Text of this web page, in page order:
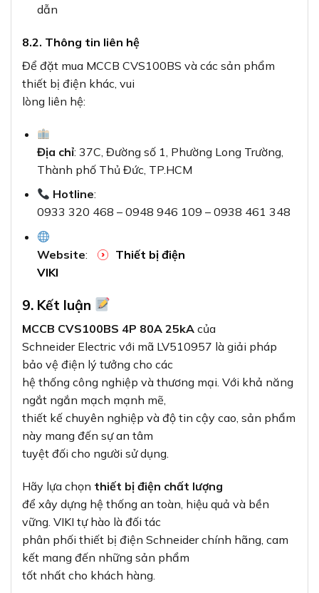
dẫn
8.2. Thông tin liên hệ
Để đặt mua MCCB CVS100BS và các sản phẩm
thiết bị điện khác, vui
lòng liên hệ:
Địa chỉ: 37C, Đường số 1, Phường Long Trường,
Thành phố Thủ Đức, TP.HCM
Hotline:
0933 320 468 – 0948 946 109 – 0938 461 348
Website:
Thiết bị điện
VIKI
9. Kết luận
MCCB CVS100BS 4P 80A 25kA của
Schneider Electric với mã LV510957 là giải pháp
bảo vệ điện lý tưởng cho các
hệ thống công nghiệp và thương mại. Với khả năng
ngắt ngắn mạch mạnh mẽ,
thiết kế chuyên nghiệp và độ tin cậy cao, sản phẩm
này mang đến sự an tâm
tuyệt đối cho người sử dụng.
Hãy lựa chọn thiết bị điện chất lượng
để xây dựng hệ thống an toàn, hiệu quả và bền
vững. VIKI tự hào là đối tác
phân phối thiết bị điện Schneider chính hãng, cam
kết mang đến những sản phẩm
tốt nhất cho khách hàng.